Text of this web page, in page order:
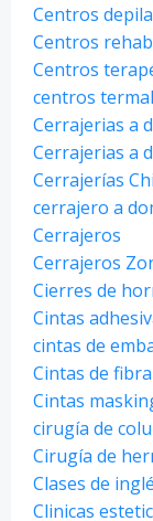
Centros
Centros
Centros
centros
Cerrajerias a
Cerrajerias a
Cerrajerías
cerrajero a
Cerrajeros
Cerrajeros
Cierres de
Cintas
cintas de
Cintas de
Cintas
cirugía de
Cirugía de
Clases de
Clinicas